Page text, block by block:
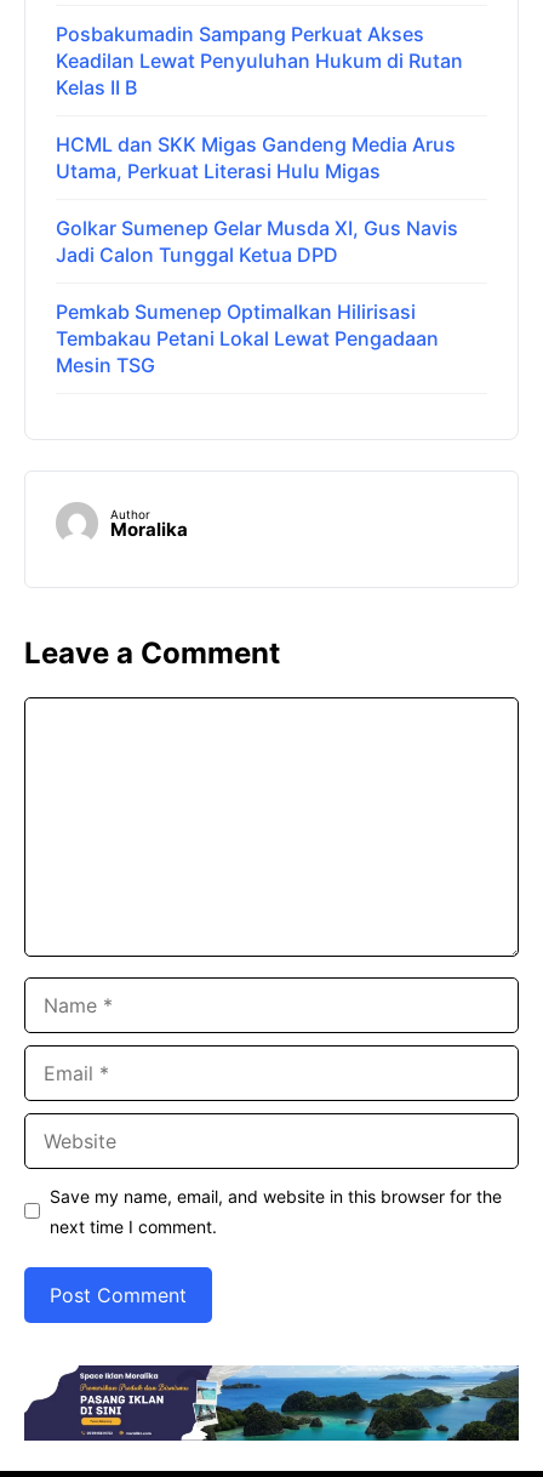
Posbakumadin Sampang Perkuat Akses
Keadilan Lewat Penyuluhan Hukum di Rutan
Kelas II B
HCML dan SKK Migas Gandeng Media Arus
Utama, Perkuat Literasi Hulu Migas
Golkar Sumenep Gelar Musda XI, Gus Navis
Jadi Calon Tunggal Ketua DPD
Pemkab Sumenep Optimalkan Hilirisasi
Tembakau Petani Lokal Lewat Pengadaan
Mesin TSG
Author
Moralika
Leave a Comment
Save my name, email, and website in this browser for the
next time I comment.